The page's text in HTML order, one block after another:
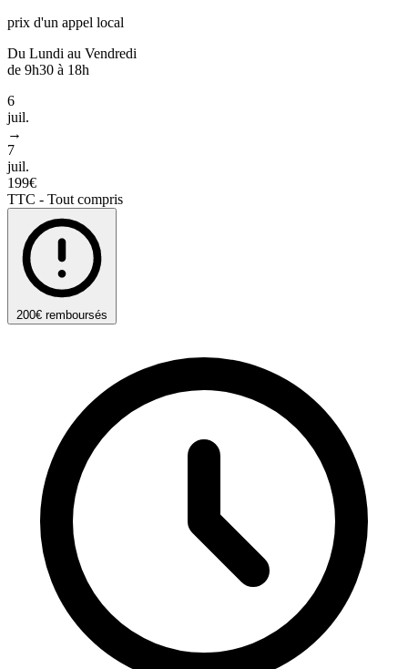
prix d'un appel local
Du Lundi au Vendredi
de 9h30 à 18h
6
juil.
→
7
juil.
199€
TTC - Tout compris
200€ remboursés